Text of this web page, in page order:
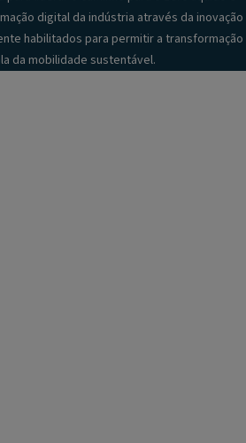
digital da indústria através da inovação
habilitados para permitir a transformação
da mobilidade sustentável.